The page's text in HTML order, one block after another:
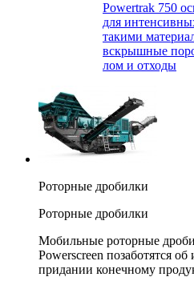
Powertrak 750
для
такими
вскрышные
лом и отходы
Роторные дробилки
Роторные дробилки
Мобильные роторные
Powerscreen позаботятся
придании конечному